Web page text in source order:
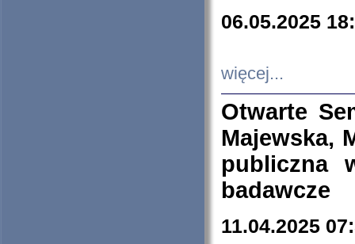
06.05.2025
więcej...
Otwarte
Majewska,
publiczna
badawcze
11.04.2025